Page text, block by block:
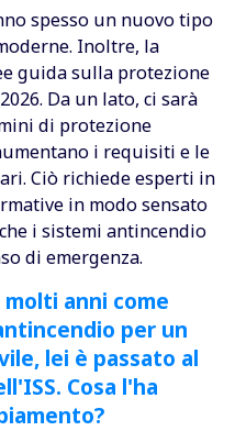
spesso un nuovo tipo
Inoltre, la
guida sulla protezione
Da un lato, ci sarà
di protezione
i requisiti e le
Ciò richiede esperti in
in modo sensato
i sistemi antincendio
di emergenza.
anni come
per un
lei è passato al
Cosa l'ha